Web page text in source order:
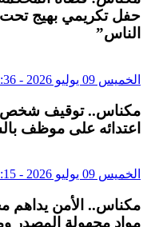
حفل تكريمي بهيج تحت
الناس”
الخميس 09 يوليو 2026 - 6:36
مكناس.. توقيف شخص
اعتدائه على موظف
الخميس 09 يوليو 2026 - 6:15
مكناس.. الأمن يداهم
مواد مجهولة المصدر